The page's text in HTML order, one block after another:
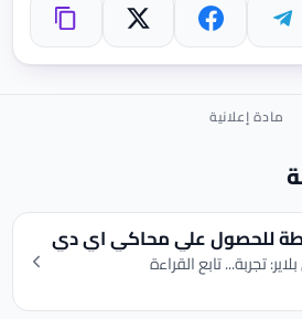
تيليجرام فيسبوك X نسخ
للحصول علي محاكي اي دي
تجربة... تابع القراءة